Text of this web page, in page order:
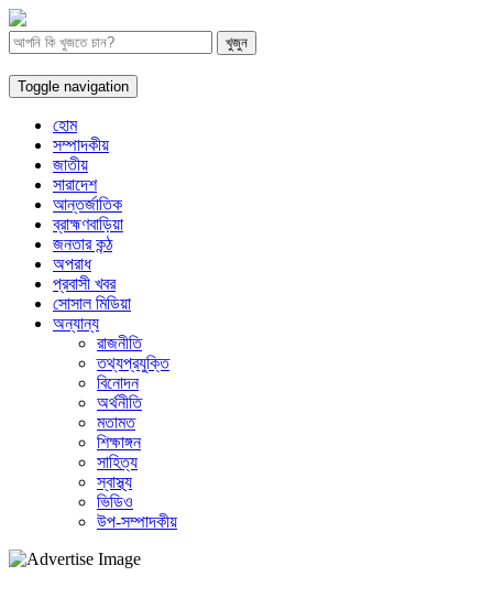
Toggle navigation
হোম
সম্পাদকীয়
জাতীয়
সারাদেশ
আন্তর্জাতিক
ব্রাহ্মণবাড়িয়া
জনতার কন্ঠ
অপরাধ
প্রবাসী খবর
সোসাল মিডিয়া
অন্যান্য
রাজনীতি
তথ্যপ্রযুক্তি
বিনোদন
অর্থনীতি
মতামত
শিক্ষাঙ্গন
সাহিত্য
স্বাস্থ্য
ভিডিও
উপ-সম্পাদকীয়